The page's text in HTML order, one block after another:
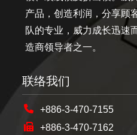
产品，创造利润，分享顾
队的专业，威力成长迅速
造商领导者之一。
联络我们
+886-3-470-7155
+886-3-470-7162